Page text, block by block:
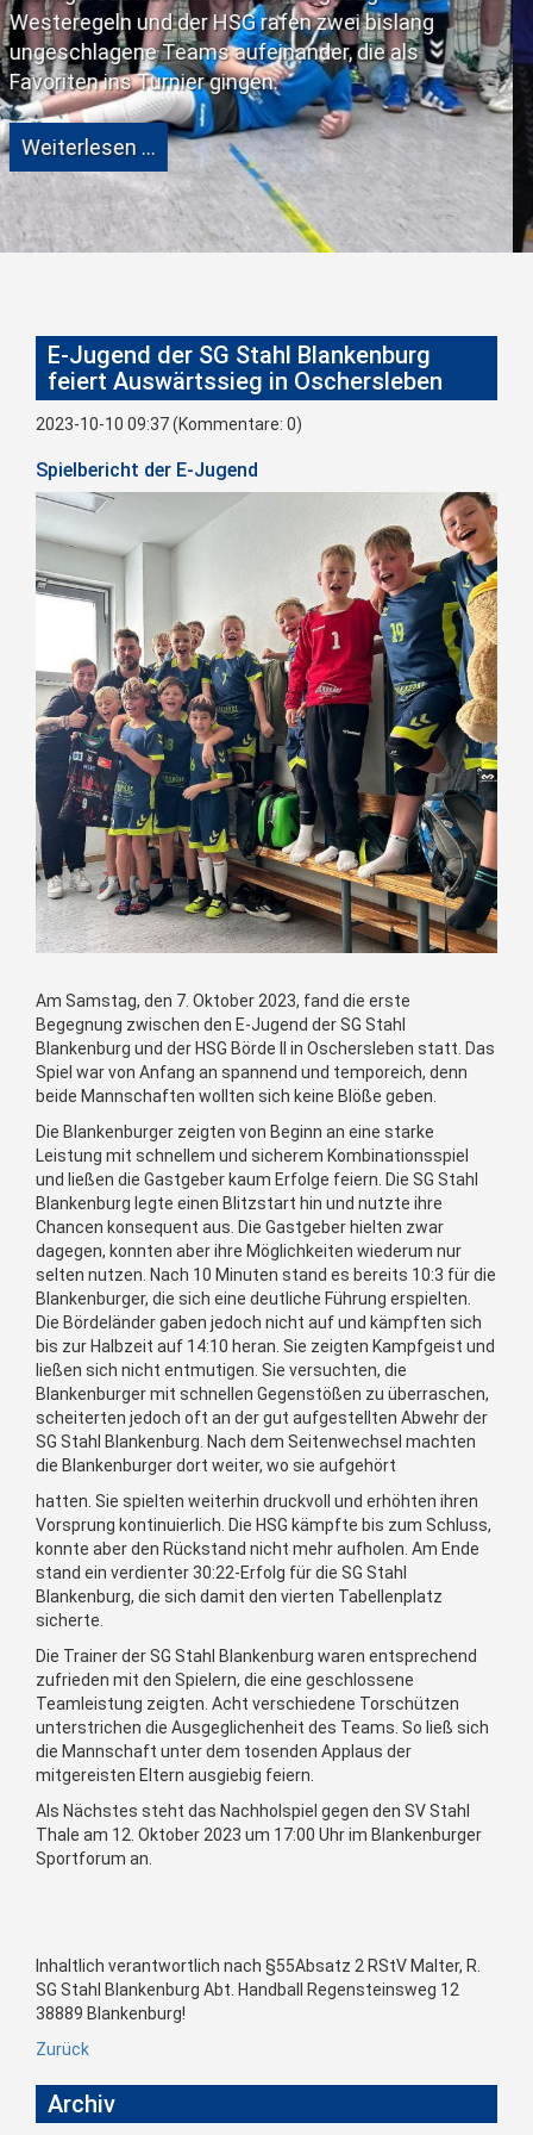
HSG rafen zwei bislang
aufeinander, die als
gingen.
Weiterlesen …
E-Jugend der SG Stahl Blankenburg
feiert Auswärtssieg in Oschersleben
2023-10-10 09:37(Kommentare: 0)
Spielbericht der E-Jugend
Am Samstag, den 7. Oktober 2023, fand die erste
Begegnung zwischen den E-Jugend der SG Stahl
Blankenburg und der HSG Börde II in Oschersleben statt. Das
Spiel war von Anfang an spannend und temporeich, denn
beide Mannschaften wollten sich keine Blöße geben.
Die Blankenburger zeigten von Beginn an eine starke
Leistung mit schnellem und sicherem Kombinationsspiel
und ließen die Gastgeber kaum Erfolge feiern. Die SG Stahl
Blankenburg legte einen Blitzstart hin und nutzte ihre
Chancen konsequent aus. Die Gastgeber hielten zwar
dagegen, konnten aber ihre Möglichkeiten wiederum nur
selten nutzen. Nach 10 Minuten stand es bereits 10:3 für die
Blankenburger, die sich eine deutliche Führung erspielten.
Die Bördeländer gaben jedoch nicht auf und kämpften sich
bis zur Halbzeit auf 14:10 heran. Sie zeigten Kampfgeist und
ließen sich nicht entmutigen. Sie versuchten, die
Blankenburger mit schnellen Gegenstößen zu überraschen,
scheiterten jedoch oft an der gut aufgestellten Abwehr der
SG Stahl Blankenburg. Nach dem Seitenwechsel machten
die Blankenburger dort weiter, wo sie aufgehört
hatten. Sie spielten weiterhin druckvoll und erhöhten ihren
Vorsprung kontinuierlich. Die HSG kämpfte bis zum Schluss,
konnte aber den Rückstand nicht mehr aufholen. Am Ende
stand ein verdienter 30:22-Erfolg für die SG Stahl
Blankenburg, die sich damit den vierten Tabellenplatz
sicherte.
Die Trainer der SG Stahl Blankenburg waren entsprechend
zufrieden mit den Spielern, die eine geschlossene
Teamleistung zeigten. Acht verschiedene Torschützen
unterstrichen die Ausgeglichenheit des Teams. So ließ sich
die Mannschaft unter dem tosenden Applaus der
mitgereisten Eltern ausgiebig feiern.
Als Nächstes steht das Nachholspiel gegen den SV Stahl
Thale am 12. Oktober 2023 um 17:00 Uhr im Blankenburger
Sportforum an.
Inhaltlich verantwortlich nach §55Absatz 2 RStV Malter, R.
SG Stahl Blankenburg Abt. Handball Regensteinsweg 12
38889 Blankenburg!
Zurück
Archiv